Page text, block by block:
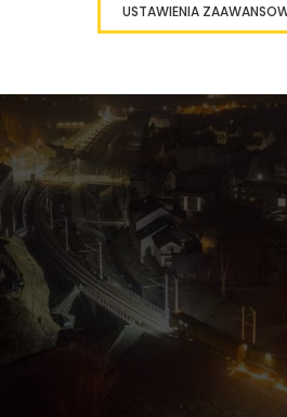
USTAWIENIA